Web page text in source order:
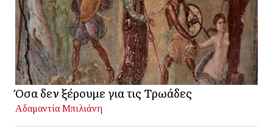
Όσα δεν ξέρουμε για τις Τρωάδες
Αδαμαντία Μπιλιάνη